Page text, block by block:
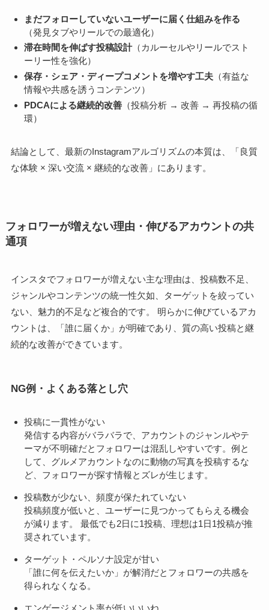
まだフォローしていないユーザーに届く仕組みを作る
（発見タブやリールでの最適化）
滞在時間を伸ばす投稿設計（カルーセルやリールでスト
ーリー性を強化）
保存・シェア・ディープコメントを増やす工夫 （有益な
情報や共感を誘うコンテンツ）
PDCAによる継続的改善 （投稿分析 → 改善 → 再投稿の循
環）
結論として、最新のInstagramアルゴリズムの本質は、「良質
な体験 × 深い交流 × 継続的な改善」にあります。
フォロワーが増えない理由・伸びるアカウントの共
通項
インスタでフォロワーが増えない主な理由は、投稿数不足、
ジャンルやコンテンツの統一性欠如、ターゲットを絞ってい
ない、魅力的不足など複合的です。 明らかに伸びているアカ
ウントは、「誰に届くか」が明確であり、質の高い投稿と継
続的な改善ができています。
NG例・よくある落とし穴
投稿に一貫性がない
発信する内容がバラバラで、アカウントのジャンルやテ
ーマが不明確だとフォロワーは混乱しやすいです。例と
して、グルメアカウントなのに動物の写真を投稿するな
ど、フォロワーが探す情報とズレが生じます。
投稿数が少ない、頻度が保たれていない
投稿頻度が低いと、ユーザーに見つかってもらえる機会
が減ります。 最低でも2日に1投稿、理想は1日1投稿が推
奨されています。
ターゲット・ペルソナ設定が甘い
「誰に何を伝えたいか」が解消だとフォロワーの共感を
得られなくなる。